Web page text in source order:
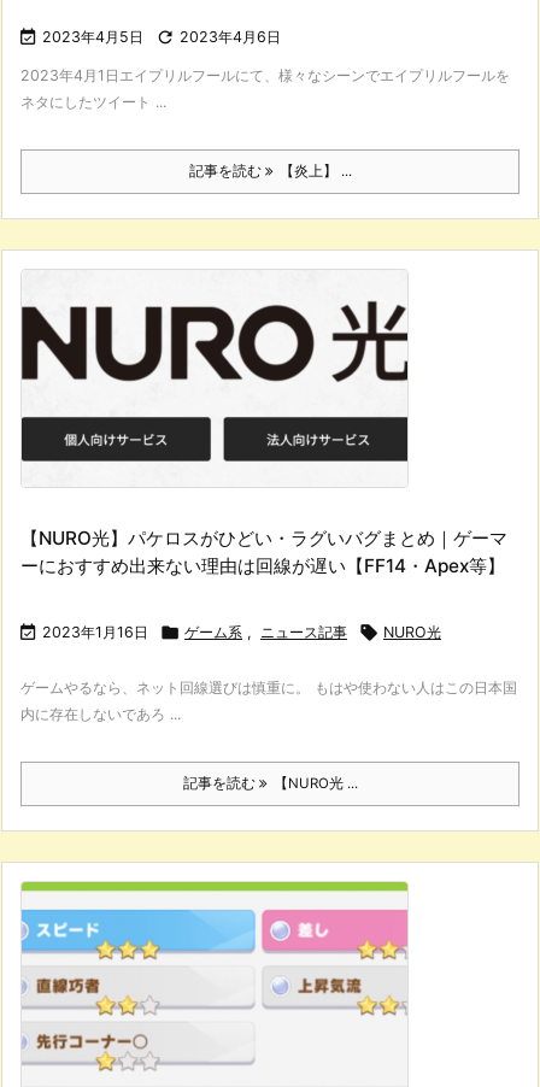
 2023年4月5日  2023年4月6日
2023年4月1日エイプリルフールにて、様々なシーンでエイプリルフールを
ネタにしたツイート ...
記事を読む 【炎上】 ...
【NURO光】パケロスがひどい・ラグいバグまとめ｜ゲーマ
ーにおすすめ出来ない理由は回線が遅い【FF14・Apex等】
 2023年1月16日  ゲーム系 , ニュース記事  NURO光
ゲームやるなら、ネット回線選びは慎重に。 もはや使わない人はこの日本国
内に存在しないであろ ...
記事を読む 【NURO光 ...